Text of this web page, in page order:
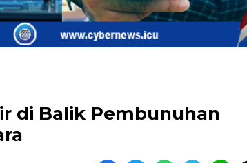
di Balik Pembunuhan